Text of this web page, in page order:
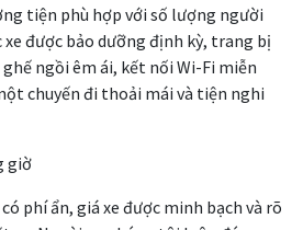
tiện phù hợp với số lượng người
xe được bảo dưỡng định kỳ, trang bị
ngồi êm ái, kết nối Wi-Fi miễn
chuyến đi thoải mái và tiện nghi
giờ
phí ẩn, giá xe được minh bạch và rõ